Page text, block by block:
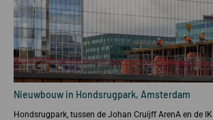
Nieuwbouw in Hondsrugpark, Amsterdam
Hondsrugpark, tussen de Johan Cruijff ArenA en de